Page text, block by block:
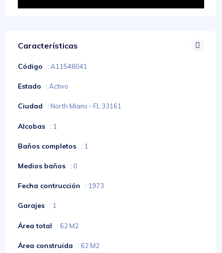
Características
Código : A11548041
Estado : Activo
Ciudad : North Miami - FL 33161
Alcobas : 1
Baños completos : 1
Medios baños : 0
Fecha contrucción : 1973
Garajes : 1
Área total : 62 M2
Área construida : 62 M2